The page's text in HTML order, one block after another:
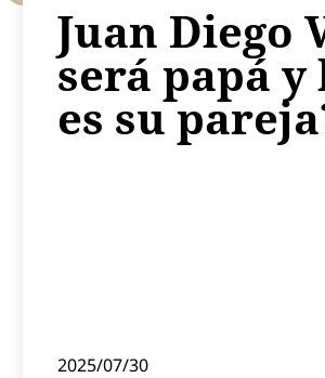
Juan Diego
será papá
es su
2025/07/30